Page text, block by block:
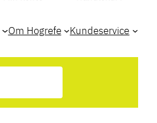
Om Hogrefe Kundeservice